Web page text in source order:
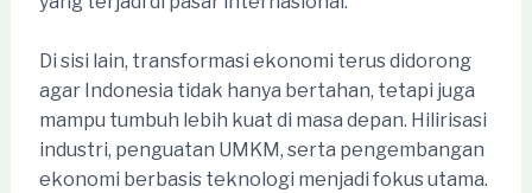
Di sisi lain, transformasi ekonomi terus didorong
agar Indonesia tidak hanya bertahan, tetapi juga
mampu tumbuh lebih kuat di masa depan. Hilirisasi
industri, penguatan UMKM, serta pengembangan
ekonomi berbasis teknologi menjadi fokus utama.